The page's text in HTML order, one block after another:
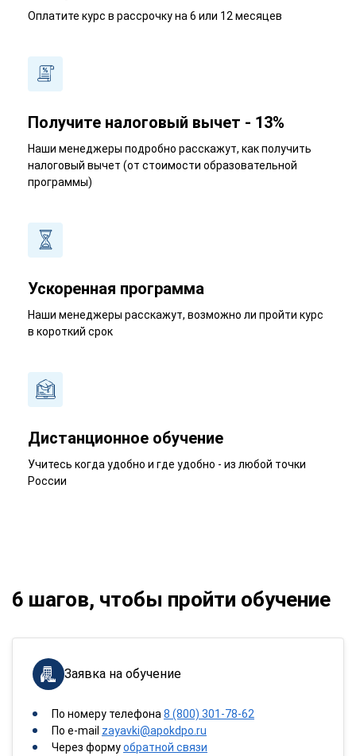
Оплатите курс в рассрочку на 6 или 12 месяцев
Получите налоговый вычет - 13%
Наши менеджеры подробно расскажут, как получить
налоговый вычет (от стоимости образовательной
программы)
Ускоренная программа
Наши менеджеры расскажут, возможно ли пройти курс
в короткий срок
Дистанционное обучение
Учитесь когда удобно и где удобно - из любой точки
России
6 шагов, чтобы пройти обучение
Заявка на обучение
По номеру телефона 8 (800) 301-78-62
По e-mail zayavki@apokdpo.ru
Через формуобратной связи